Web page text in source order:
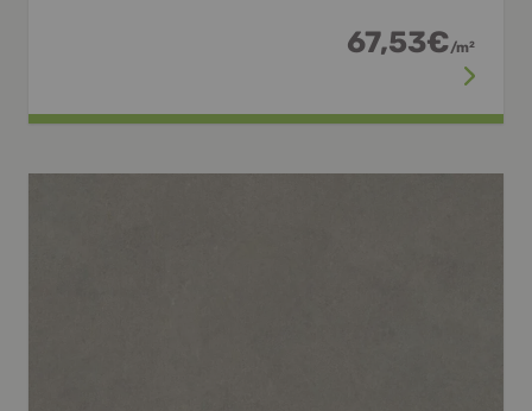
67,53€/m2